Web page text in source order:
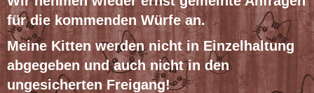
für die kommenden Würfe an.
Meine Kitten werden nicht in Einzelhaltung
abgegeben und auch nicht in den
ungesicherten Freigang!